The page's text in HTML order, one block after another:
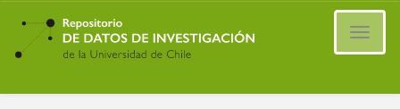
Ir
contenido
principal